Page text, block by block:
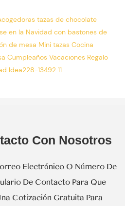
Con Nosotros
Electrónico O Número De
De Contacto Para Que
Cotización Gratuita Para